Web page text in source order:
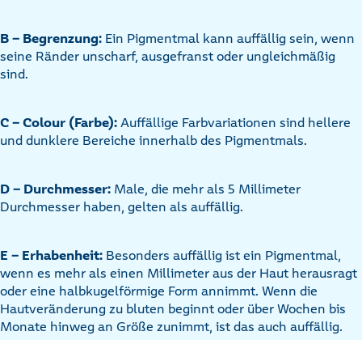
B – Begrenzung: Ein Pigmentmal kann auffällig sein, wenn
seine Ränder unscharf, ausgefranst oder ungleichmäßig
sind.
C – Colour (Farbe): Auffällige Farbvariationen sind hellere
und dunklere Bereiche innerhalb des Pigmentmals.
D – Durchmesser: Male, die mehr als 5 Millimeter
Durchmesser haben, gelten als auffällig.
E – Erhabenheit: Besonders auffällig ist ein Pigmentmal,
wenn es mehr als einen Millimeter aus der Haut herausragt
oder eine halbkugelförmige Form annimmt. Wenn die
Hautveränderung zu bluten beginnt oder über Wochen bis
Monate hinweg an Größe zunimmt, ist das auch auffällig.